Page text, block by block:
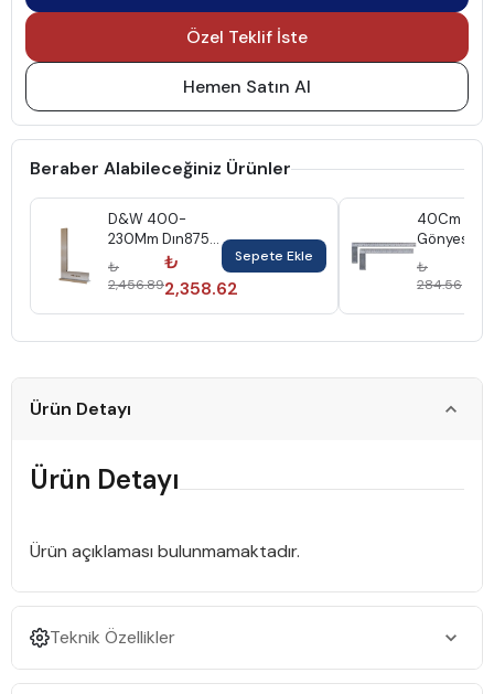
Özel Teklif İste
Hemen Satın Al
Beraber Alabileceğiniz Ürünler
D&W 400-
230Mm Dın875
Şapkalı Gönye
Dw7Gds40023
₺
2,456.89
₺
2,358.62
Sepete Ekle
40Cm
Gönyesi
Alüminyum
₺
284.56
Ürün Detayı
Ürün Detayı
Ürün açıklaması bulunmamaktadır.
Teknik Özellikler